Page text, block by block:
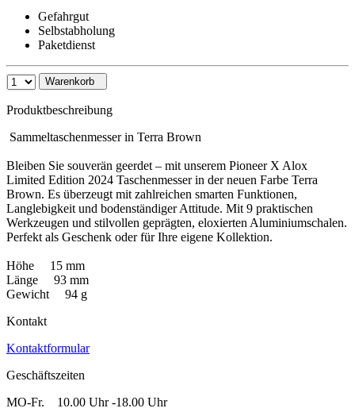
Gefahrgut
Selbstabholung
Paketdienst
Warenkorb
Produktbeschreibung
Sammeltaschenmesser in Terra Brown
Bleiben Sie souverän geerdet – mit unserem Pioneer X Alox
Limited Edition 2024 Taschenmesser in der neuen Farbe Terra
Brown. Es überzeugt mit zahlreichen smarten Funktionen,
Langlebigkeit und bodenständiger Attitude. Mit 9 praktischen
Werkzeugen und stilvollen geprägten, eloxierten Aluminiumschalen.
Perfekt als Geschenk oder für Ihre eigene Kollektion.
Höhe 15 mm
Länge 93 mm
Gewicht 94 g
Kontakt
Kontaktformular
Geschäftszeiten
MO-Fr. 10.00 Uhr -18.00 Uhr